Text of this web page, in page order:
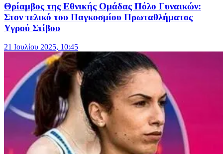
Θρίαμβος της Εθνικής Ομάδας Πόλο Γυναικών:
Στον τελικό του Παγκοσμίου Πρωταθλήματος
Υγρού Στίβου
21 Ιουλίου 2025, 10:45